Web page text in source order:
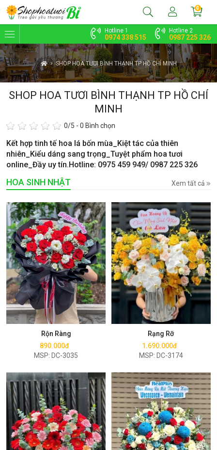
Hotline 1
0974 338 515
Hotline 2
0987 225 326
0
SHOP HOA TƯƠI BÌNH THẠNH TP HỒ CHÍ MINH
SHOP HOA TƯƠI BÌNH THẠNH TP HỒ CHÍ
MINH
0/5 -0 Bình chọn
Kết hợp tinh tế hoa lá bốn mùa_Kiệt tác của thiên
nhiên_Kiểu dáng sang trọng_Tuyệt phẩm hoa tươi
online_Đầy uy tín.Hotline: 0975 459 949/ 0987 225 326
HOA SINH NHẬT Xem tất cả
Rộn Ràng
890.000đ
MSP: DC-3035
Mua ngay
Rạng Rỡ
1.690.000đ
MSP: DC-3174
Mua ngay